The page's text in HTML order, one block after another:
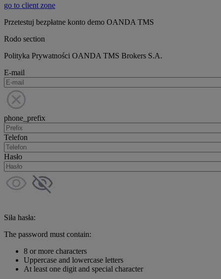
go to client zone
Przetestuj bezpłatne konto demo OANDA TMS
Rodo section
Polityka Prywatności OANDA TMS Brokers S.A.
E-mail
phone_prefix
Telefon
Hasło
Siła hasła:
The password must contain:
8 or more characters
Uppercase and lowercase letters
At least one digit and special character